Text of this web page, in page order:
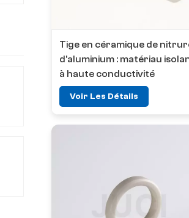
Tige en céramique de
d'aluminium : matériau
à haute conductivité
thermique
Voir Les Détails